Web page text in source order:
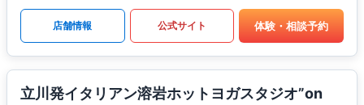
店舗情報 公式サイト 体験・相談予約
立川発イタリアン溶岩ホットヨガスタジオ”on